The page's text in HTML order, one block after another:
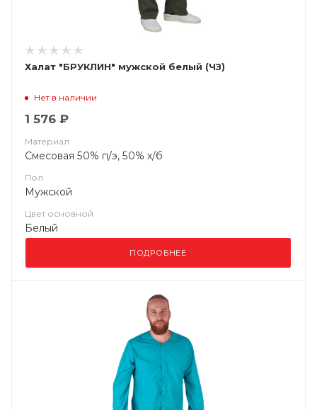
Халат "БРУКЛИН" мужской белый (ЧЗ)
Нет в наличии
1 576 ₽
Материал
Смесовая 50% п/э, 50% х/б
Пол
Мужской
Цвет основной
Белый
ПОДРОБНЕЕ